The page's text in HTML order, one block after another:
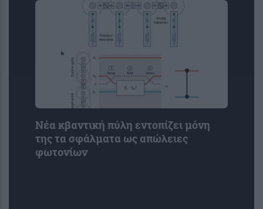
Νέα κβαντική πύλη εντοπίζει μόνη
της τα σφάλματα ως απώλειες
φωτονίων